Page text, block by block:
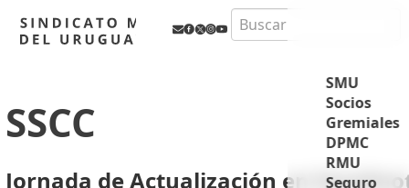
Search
SMU
Socios
Gremiales
DPMC
RMU
Seguro
SSCC
Jornada de Actualización en